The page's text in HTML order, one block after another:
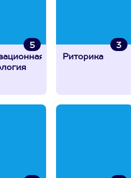
5
3
Риторика